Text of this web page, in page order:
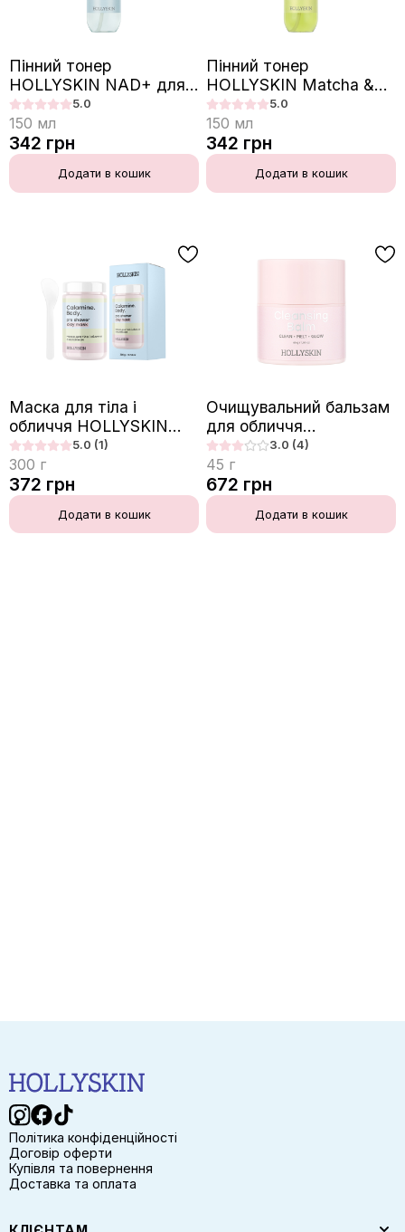
Пінний тонер
HOLLYSKIN NAD+ для
відновлення
антиоксидантного
захисту шкіри
5.0
150 мл
342 грн
Додати в кошик
Пінний тонер
HOLLYSKIN Matcha &
Centella для зменшення
видимих ознак
подразнення
5.0
150 мл
342 грн
Додати в кошик
Маска для тіла і
обличчя HOLLYSKIN
Calamine. Body. з
каламіном
5.0 (1)
300 г
372 грн
Додати в кошик
Очищувальний бальзам
для обличчя
HOLLYSKIN Cleansing
Face Balm
3.0 (4)
45 г
672 грн
Додати в кошик
Політика конфіденційності
Договір оферти
Купівля та повернення
Доставка та оплата